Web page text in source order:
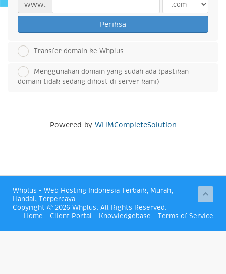
www.
Periksa
Transfer domain ke Whplus
Menggunakan domain yang sudah ada (pastikan
domain tidak sedang dihost di server kami)
Powered by WHMCompleteSolution
Whplus - Web Hosting Indonesia Terbaik, Murah,
Handal, Terpercaya
Copyright © 2026 Whplus. All Rights Reserved.
Home - Client Portal - Knowledgebase - Terms of Service